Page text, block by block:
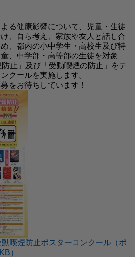
る健康影響について、児童・生徒
、自ら考え、家族や友人と話し合
、都内の小中学生・高校生及び特
、中学部・高等部の生徒を対象
止」及び「受動喫煙の防止」をテ
クールを実施します。
をお待ちしています！
喫煙防止ポスターコンクール（ポ
）